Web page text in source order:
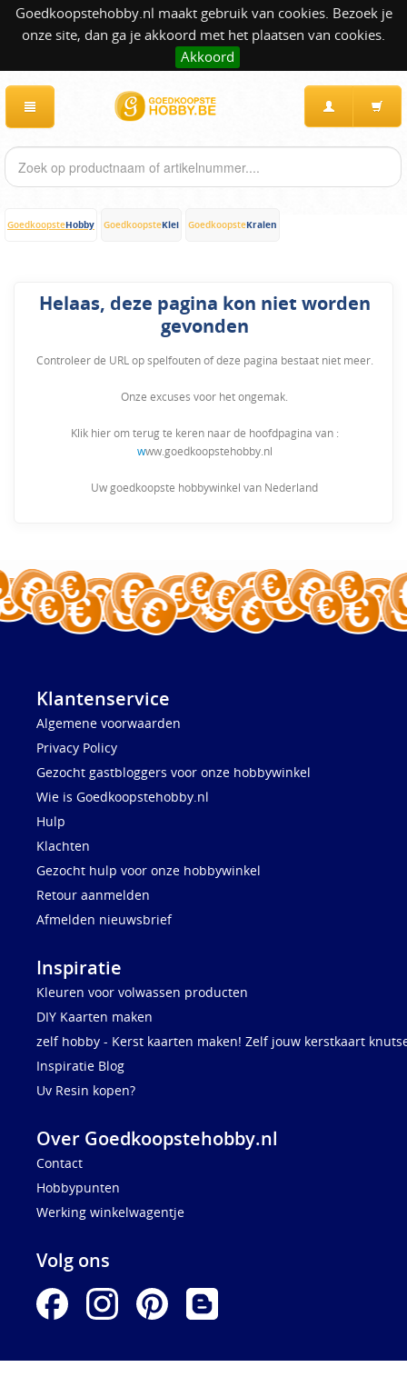
Goedkoopstehobby.nl maakt gebruik van cookies. Bezoek je
onze site, dan ga je akkoord met het plaatsen van cookies.
Akkoord
GoedkoopsteHobby GoedkoopsteKlei GoedkoopsteKralen
Helaas, deze pagina kon niet worden
gevonden
Controleer de URL op spelfouten of deze pagina bestaat niet meer.
Onze excuses voor het ongemak.
Klik hier om terug te keren naar de hoofdpagina van :
www.goedkoopstehobby.nl
Uw goedkoopste hobbywinkel van Nederland
Klantenservice
Algemene voorwaarden
Privacy Policy
Gezocht gastbloggers voor onze hobbywinkel
Wie is Goedkoopstehobby.nl
Hulp
Klachten
Gezocht hulp voor onze hobbywinkel
Retour aanmelden
Afmelden nieuwsbrief
Inspiratie
Kleuren voor volwassen producten
DIY Kaarten maken
zelf hobby - Kerst kaarten maken! Zelf jouw kerstkaart
Inspiratie Blog
Uv Resin kopen?
Over Goedkoopstehobby.nl
Contact
Hobbypunten
Werking winkelwagentje
Volg ons